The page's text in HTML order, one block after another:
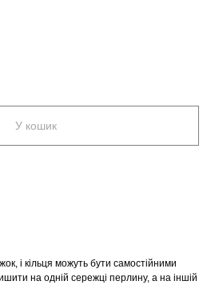
У кошик
і кільця можуть бути самостійними
на одній сережці перлину, а на іншій